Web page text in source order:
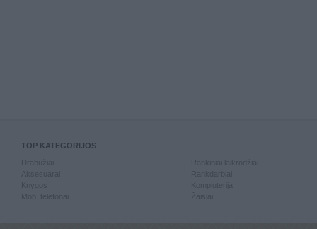
TOP KATEGORIJOS
Knygos
Mob. telefonai
Kompiuterija
Žaislai